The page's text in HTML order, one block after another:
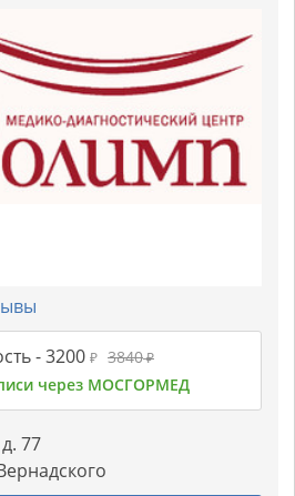
-3200 ₽ 3840₽
через МОСГОРМЕД
77